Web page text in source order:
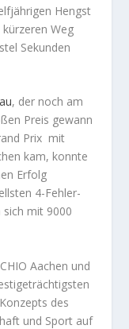
Hengst
Weg
Sekunden
, der noch am
Preis gewann
Prix mit
kam, konnte
Erfolg
4-Fehler-
mit 9000
Aachen und
des
und Sport auf